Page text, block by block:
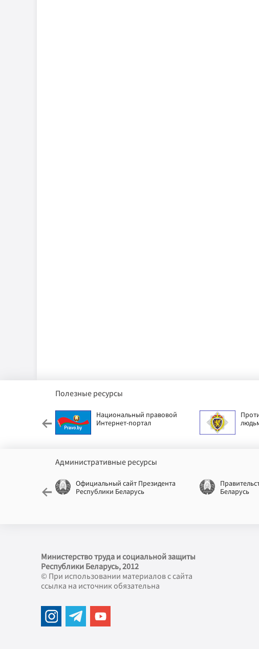
Полезные ресурсы
Национальный правовой
Интернет-портал
Административные ресурсы
Официальный сайт Президента
Республики Беларусь
Беларусь
Министерство труда и социальной защиты
Республики Беларусь, 2012
© При использовании материалов с сайта
ссылка на источник обязательна